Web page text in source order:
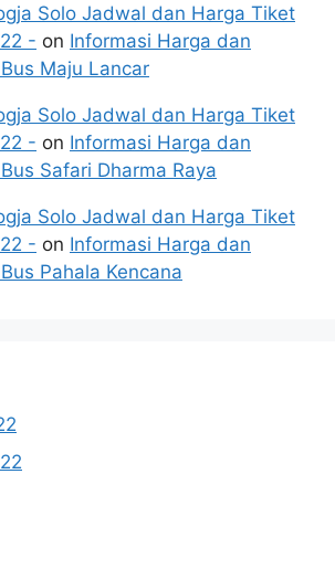
Solo Jadwal dan Harga Tiket
- on Informasi Harga dan
Maju Lancar
Solo Jadwal dan Harga Tiket
- on Informasi Harga dan
Safari Dharma Raya
Solo Jadwal dan Harga Tiket
- on Informasi Harga dan
Pahala Kencana